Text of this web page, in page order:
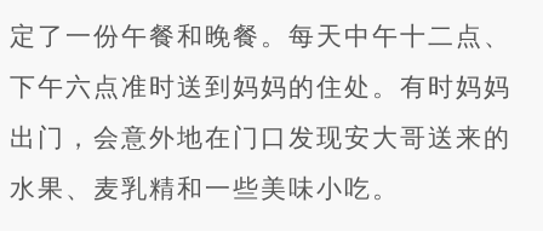
定了一份午餐和晚餐。每天中午十二点、
下午六点准时送到妈妈的住处。有时妈妈
出门，会意外地在门口发现安大哥送来的
水果、麦乳精和一些美味小吃。